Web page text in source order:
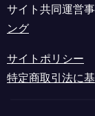
サイト共同運営
ング
サイトポリシー
特定商取引法に